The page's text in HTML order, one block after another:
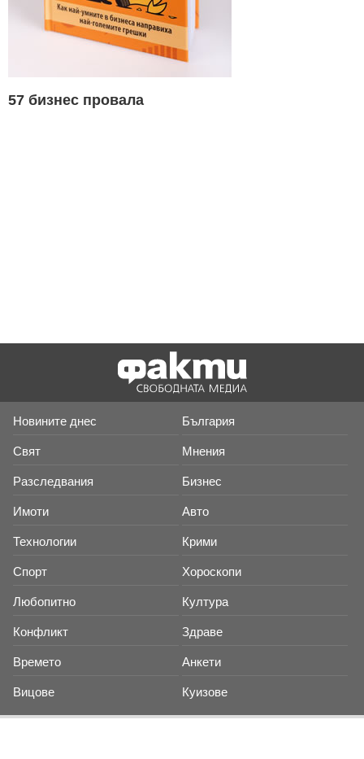
57 бизнес провала
Новините днес България
Свят Мнения
Разследвания Бизнес
Имоти Авто
Технологии Крими
Спорт Хороскопи
Любопитно Култура
Конфликт Здраве
Времето Анкети
Вицове Куизове